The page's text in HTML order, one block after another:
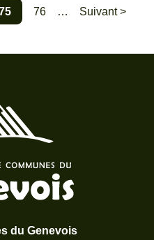
76 … Suivant >
du Genevois